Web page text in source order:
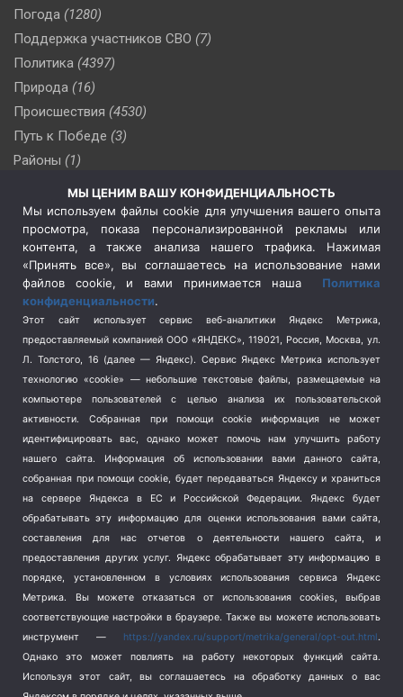
Погода (1280)
Поддержка участников СВО (7)
Политика (4397)
Природа (16)
Происшествия (4530)
Путь к Победе (3)
Районы (1)
Сельское хозяйство (3)
Социальная политика
(3)
Спецоперация в Украине
Спецоперация на Украине
(404)
Спорт (740)
Терроризм (1)
Транспорт (262)
Туризм (178)
Флот (76)
Школа и спорт (2)
Экология (8)
Экономика (1172)
МЫ ЦЕНИМ ВАШУ КОНФИДЕНЦИАЛЬНОСТЬ
Мы используем файлы cookie для улучшения вашего опыта
просмотра, показа персонализированной рекламы или
контента, а также анализа нашего трафика. Нажимая
«Принять все», вы соглашаетесь на использование нами
файлов cookie, и вами принимается наша Политика
конфиденциальности.
Этот сайт использует сервис веб-аналитики Яндекс Метрика,
предоставляемый компанией ООО «ЯНДЕКС», 119021, Россия, Москва, ул.
Л. Толстого, 16 (далее — Яндекс). Сервис Яндекс Метрика использует
технологию «cookie» — небольшие текстовые файлы, размещаемые на
компьютере пользователей с целью анализа их пользовательской
активности.
Собранная при помощи cookie информация не может
идентифицировать вас, однако может помочь нам улучшить работу
нашего сайта. Информация об использовании вами данного сайта,
собранная при помощи cookie, будет передаваться Яндексу и храниться
на сервере Яндекса в ЕС и Российской Федерации. Яндекс будет
обрабатывать эту информацию для оценки использования вами сайта,
составления для нас отчетов о деятельности нашего сайта, и
предоставления других услуг. Яндекс обрабатывает эту информацию в
порядке, установленном в условиях использования сервиса Яндекс
Метрика.
Вы можете отказаться от использования cookies, выбрав
соответствующие настройки в браузере. Также вы можете использовать
инструмент — https://yandex.ru/support/metrika/general/opt-out.html.
Однако это может повлиять на работу некоторых функций сайта.
Используя этот сайт, вы соглашаетесь на обработку данных о вас